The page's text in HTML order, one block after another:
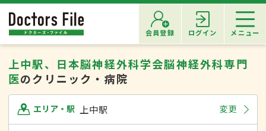
会員登録 ログイン メニュー
上中駅、日本脳神経外科学会脳神経外科専門
医のクリニック・病院
エリア・駅 上中駅 変更